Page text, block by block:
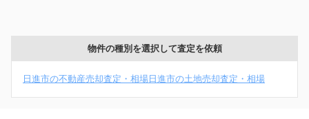
物件の種別を選択して査定を依頼
日進市の不動産売却査定・相場 日進市の土地売却査定・相場